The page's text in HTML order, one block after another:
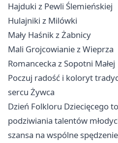
Hajduki z Pewli Ślemieńskiej
Hulajniki z Milówki
Mały Haśnik z Żabnicy
Mali Grojcowianie z Wieprza
Romancecka z Sopotni Małej
Poczuj radość i koloryt
sercu Żywca
Dzień Folkloru Dziecięcego
podziwiania talentów
szansa na wspólne